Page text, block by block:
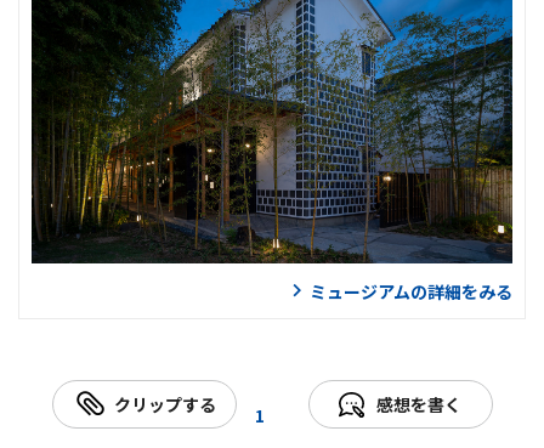
ミュージアムの詳細をみる
クリップする 1 感想を書く